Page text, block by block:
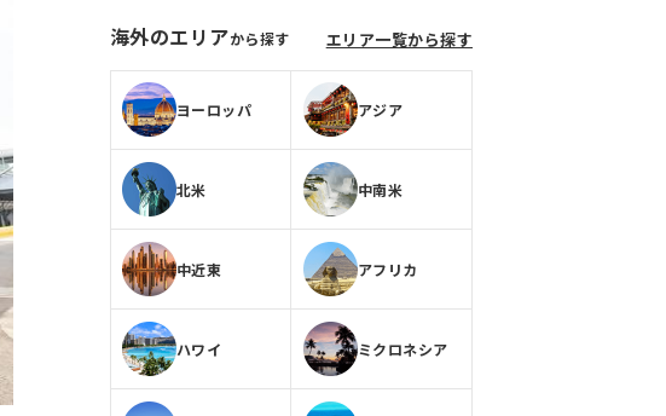
海外のエリアから探す エリア一覧から探す
ヨーロッパ アジア
北米 中南米
中近東 アフリカ
ハワイ ミクロネシア